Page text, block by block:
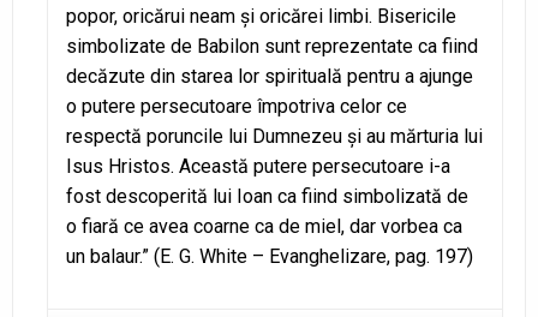
popor, oricărui neam și oricărei limbi. Bisericile
simbolizate de Babilon sunt reprezentate ca fiind
decăzute din starea lor spirituală pentru a ajunge
o putere persecutoare împotriva celor ce
respectă poruncile lui Dumnezeu și au mărturia lui
Isus Hristos. Această putere persecutoare i-a
fost descoperită lui Ioan ca fiind simbolizată de
o fiară ce avea coarne ca de miel, dar vorbea ca
un balaur.” (E. G. White – Evanghelizare, pag. 197)